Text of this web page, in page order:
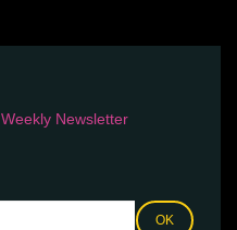
Weekly Newsletter
OK